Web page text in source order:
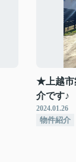
★上越市
介です♪
2024.01.26
物件紹介